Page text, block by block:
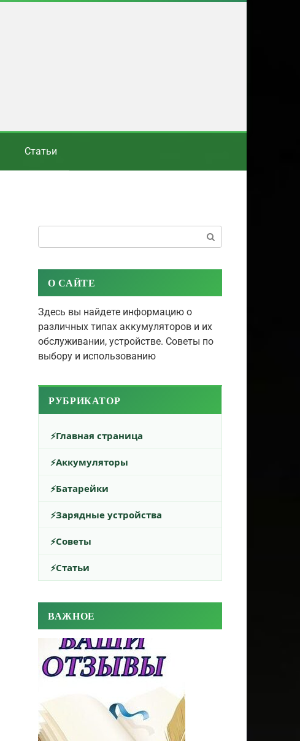
Статьи
О САЙТЕ
Здесь вы найдете информацию о
различных типах аккумуляторов и их
обслуживании, устройстве. Советы по
выбору и использованию
РУБРИКАТОР
Главная страница
Аккумуляторы
Батарейки
Зарядные устройства
Советы
Статьи
ВАЖНОЕ